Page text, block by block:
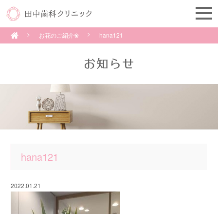
お花のご紹介❀ hana121
hana121
2022.01.21